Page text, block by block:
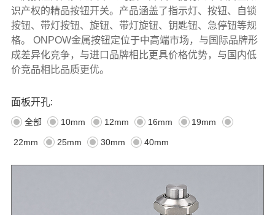
识产权的精品按钮开关。产品涵盖了指示灯、按钮、自锁
按钮、带灯按钮、旋钮、带灯旋钮、钥匙钮、急停钮等规
格。 ONPOW金属按钮定位于中高端市场，与国际品牌形
成差异化竞争，与进口品牌相比更具价格优势，与国内低
价竞品相比品质更优。
面板开孔:
全部 10mm 12mm 16mm 19mm
22mm 25mm 30mm 40mm